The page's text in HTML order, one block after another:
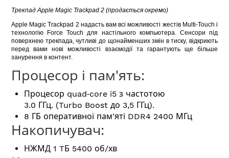
Трекпад Apple Magic Trackpad 2 (продається окремо)
Apple Magic Trackpad 2 надасть вам всі можливості жестів Multi-Touch і
технологію Force Touch для настільного компьютера. Сенсори під
поверхнею трекпада, чутливі до щонайменших змін в тиску, відкриють
перед вами нові можливості взаємодії та гарантують ще більше
занурення в контент.
Процесор і пам'ять:
Процесор quad‑core i5 з частотою
3.0 ГГц. (Turbo Boost до 3,5 ГГц).
8 ГБ оперативної пам'яті DDR4 2400 МГц
Накопичувач:
НЖМД 1 TБ 5400 об/хв